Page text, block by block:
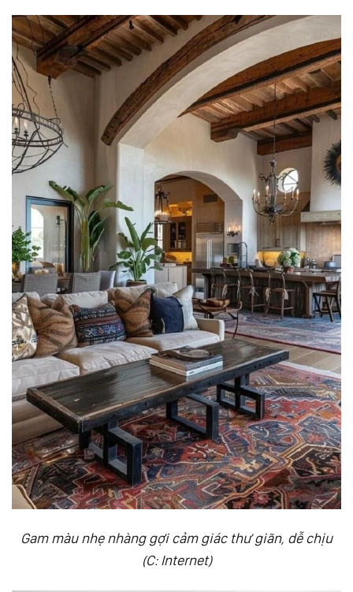
Gam màu nhẹ nhàng gợi cảm giác thư giãn, dễ chịu
(C: Internet)